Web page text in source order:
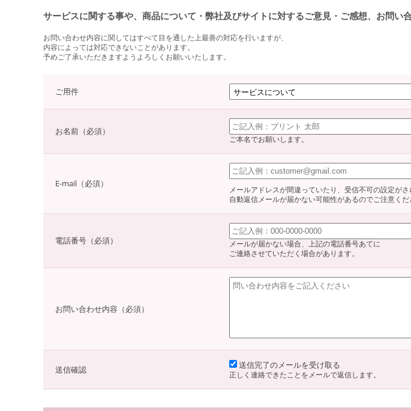
サービスに関する事や、商品について・弊社及びサイトに対するご意見・ご感想、お問い
お問い合わせ内容に関してはすべて目を通した上最善の対応を行いますが、
内容によっては対応できないことがあります。
予めご了承いただきますようよろしくお願いいたします。
ご用件
お名前（必須）
ご本名でお願いします。
E-mail（必須）
メールアドレスが間違っていたり、受信不可の設定がさ
自動返信メールが届かない可能性があるのでご注意くだ
電話番号（必須）
メールが届かない場合、上記の電話番号あてに
ご連絡させていただく場合があります。
お問い合わせ内容（必須）
送信確認 送信完了のメールを受け取る
正しく連絡できたことをメールで返信します。